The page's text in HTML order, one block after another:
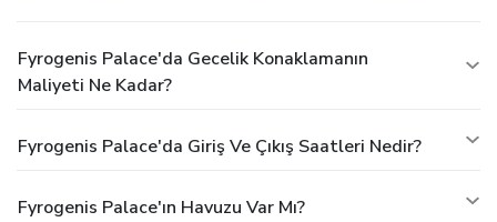
Fyrogenis Palace'da Gecelik Konaklamanın
Maliyeti Ne Kadar?
Fyrogenis Palace'da Giriş Ve Çıkış Saatleri Nedir?
Fyrogenis Palace'ın Havuzu Var Mı?